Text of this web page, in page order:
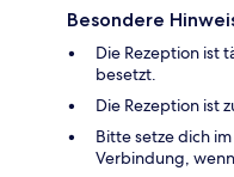
Besondere
Die Rezeption ist
besetzt.
Die Rezeption ist
Bitte setze dich
Verbindung,